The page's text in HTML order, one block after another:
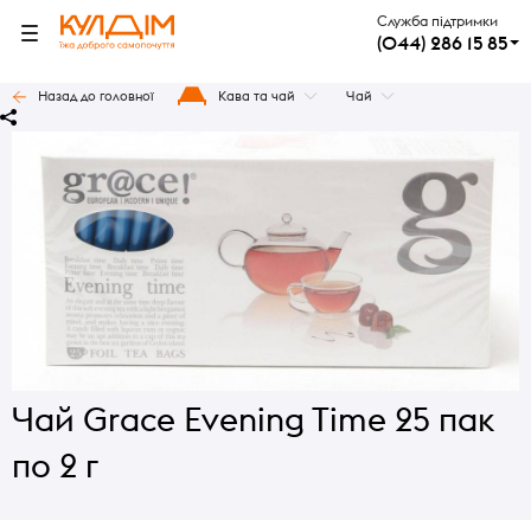
Служба підтримки
(044) 286 15 85
Назад до головної Кава та чай Чай
Чай Grace Evening Time 25 пак
по 2 г